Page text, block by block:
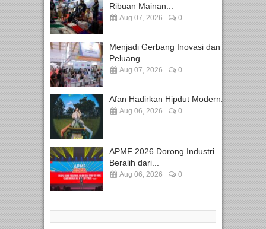
Ribuan Mainan...
Aug 07, 2026 0
Menjadi Gerbang Inovasi dan
Peluang...
Aug 07, 2026 0
Afan Hadirkan Hipdut Modern...
Aug 06, 2026 0
APMF 2026 Dorong Industri
Beralih dari...
Aug 06, 2026 0